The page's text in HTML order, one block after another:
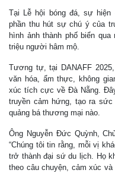
Tại Lễ hội bóng đá, sự hiện
phần thu hút sự chú ý của
hình ảnh thành phố biển
triệu người hâm mộ.
Tương tự, tại DANAFF
văn hóa, ẩm thực, không
xúc tích cực về Đà Nẵng.
truyền cảm hứng, tạo ra
quảng bá thương mại nào.
Ông Nguyễn Đức Quỳnh,
“Chúng tôi tin rằng, mỗi vị
trở thành đại sứ du lịch. Họ
theo câu chuyện, cảm xúc